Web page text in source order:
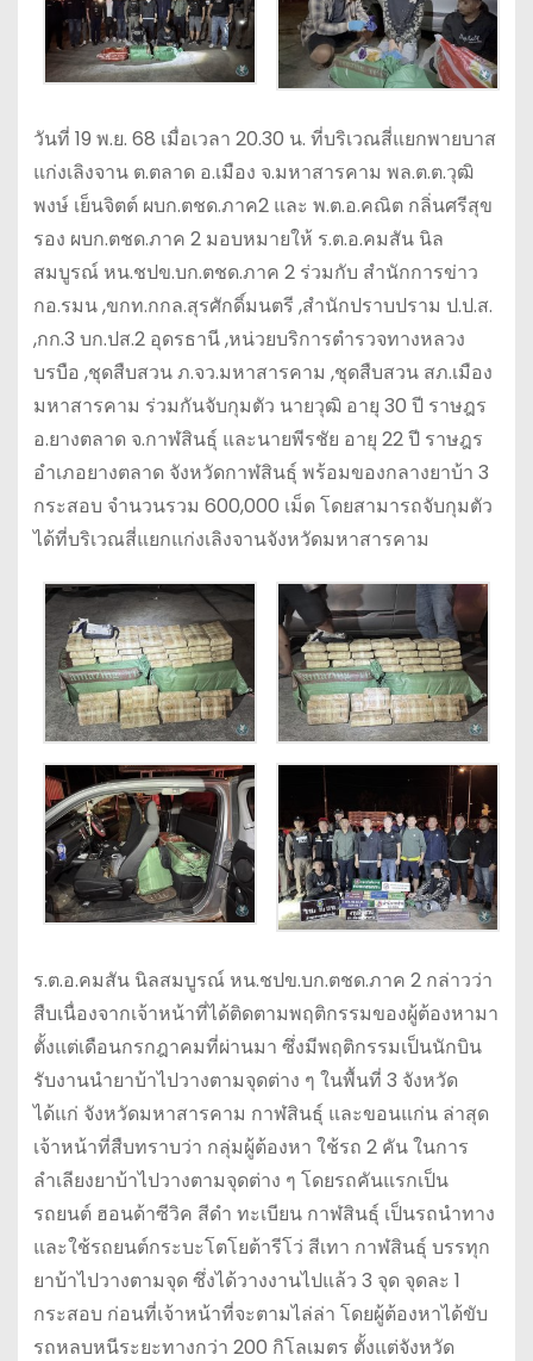
วันที่ 19 พ.ย. 68 เมื่อเวลา 20.30 น. ที่บริเวณสี่แยกพายบาส
แก่งเลิงจาน ต.ตลาด อ.เมือง จ.มหาสารคาม พล.ต.ต.วุฒิ
พงษ์ เย็นจิตต์ ผบก.ตชด.ภาค2 และ พ.ต.อ.คณิต กลิ่นศรีสุข
รอง ผบก.ตชด.ภาค 2 มอบหมายให้ ร.ต.อ.คมสัน นิล
สมบูรณ์ หน.ชปข.บก.ตชด.ภาค 2 ร่วมกับ สำนักการข่าว
กอ.รมน ,ขกท.กกล.สุรศักดิ์มนตรี ,สำนักปราบปราม ป.ป.ส.
,กก.3 บก.ปส.2 อุดรธานี ,หน่วยบริการตำรวจทางหลวง
บรบือ ,ชุดสืบสวน ภ.จว.มหาสารคาม ,ชุดสืบสวน สภ.เมือง
มหาสารคาม ร่วมกันจับกุมตัว นายวุฒิ อายุ 30 ปี ราษฎร
อ.ยางตลาด จ.กาฬสินธุ์ และนายพีรชัย อายุ 22 ปี ราษฎร
อำเภอยางตลาด จังหวัดกาฬสินธุ์ พร้อมของกลางยาบ้า 3
กระสอบ จำนวนรวม 600,000 เม็ด โดยสามารถจับกุมตัว
ได้ที่บริเวณสี่แยกแก่งเลิงจานจังหวัดมหาสารคาม
ร.ต.อ.คมสัน นิลสมบูรณ์ หน.ชปข.บก.ตชด.ภาค 2 กล่าวว่า
สืบเนื่องจากเจ้าหน้าที่ได้ติดตามพฤติกรรมของผู้ต้องหามา
ตั้งแต่เดือนกรกฎาคมที่ผ่านมา ซึ่งมีพฤติกรรมเป็นนักบิน
รับงานนำยาบ้าไปวางตามจุดต่าง ๆ ในพื้นที่ 3 จังหวัด
ได้แก่ จังหวัดมหาสารคาม กาฬสินธุ์ และขอนแก่น ล่าสุด
เจ้าหน้าที่สืบทราบว่า กลุ่มผู้ต้องหา ใช้รถ 2 คัน ในการ
ลำเลียงยาบ้าไปวางตามจุดต่าง ๆ โดยรถคันแรกเป็น
รถยนต์ ฮอนด้าซีวิค สีดำ ทะเบียน กาฬสินธุ์ เป็นรถนำทาง
และใช้รถยนต์กระบะโตโยต้ารีโว่ สีเทา กาฬสินธุ์ บรรทุก
ยาบ้าไปวางตามจุด ซึ่งได้วางงานไปแล้ว 3 จุด จุดละ 1
กระสอบ ก่อนที่เจ้าหน้าที่จะตามไล่ล่า โดยผู้ต้องหาได้ขับ
รถหลบหนีระยะทางกว่า 200 กิโลเมตร ตั้งแต่จังหวัด